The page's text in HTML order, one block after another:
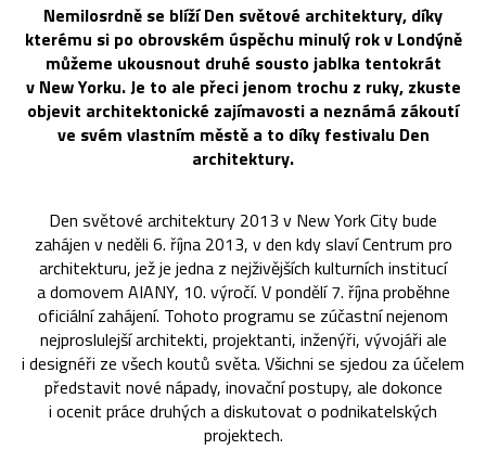
Nemilosrdně se blíží Den světové architektury, díky
kterému si po obrovském úspěchu minulý rok v Londýně
můžeme ukousnout druhé sousto jablka tentokrát
v New Yorku. Je to ale přeci jenom trochu z ruky, zkuste
objevit architektonické zajímavosti a neznámá zákoutí
ve svém vlastním městě a to díky festivalu Den
architektury.
Den světové architektury 2013 v New York City bude
zahájen v neděli 6. října 2013, v den kdy slaví Centrum pro
architekturu, jež je jedna z nejživějších kulturních institucí
a domovem AIANY, 10. výročí. V pondělí 7. října proběhne
oficiální zahájení. Tohoto programu se zúčastní nejenom
nejproslulejší architekti, projektanti, inženýři, vývojáři ale
i designéři ze všech koutů světa. Všichni se sjedou za účelem
představit nové nápady, inovační postupy, ale dokonce
i ocenit práce druhých a diskutovat o podnikatelských
projektech.